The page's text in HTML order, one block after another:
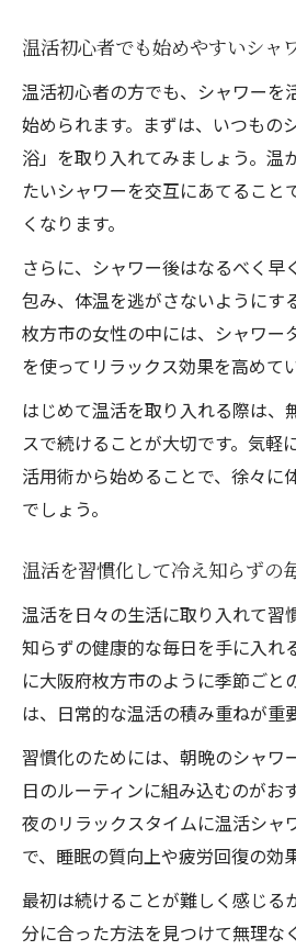
温活初心者でも始めやすいシャ
温活初心者の方でも、シャワーを
始められます。まずは、いつもの
浴」を取り入れてみましょう。温
たいシャワーを交互にあてること
くなります。
さらに、シャワー後はなるべく早
包み、体温を逃がさないようにす
枚方市の女性の中には、シャワー
を使ってリラックス効果を高めて
はじめて温活を取り入れる際は、
スで続けることが大切です。気軽
活用術から始めることで、徐々に
でしょう。
温活を習慣化して冷え知らずの
温活を日々の生活に取り入れて習
知らずの健康的な毎日を手に入れ
に大阪府枚方市のように季節ごと
は、日常的な温活の積み重ねが重
習慣化のためには、朝晩のシャワ
日のルーティンに組み込むのがお
夜のリラックスタイムに温活シャ
で、睡眠の質向上や疲労回復の効
最初は続けることが難しく感じる
分に合った方法を見つけて無理な